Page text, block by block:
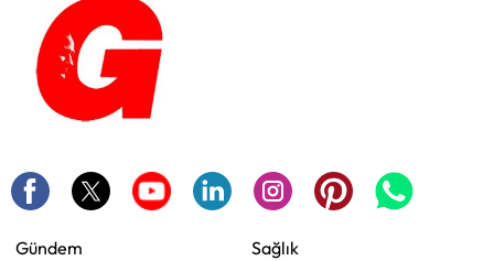
Gündem
Sağlık